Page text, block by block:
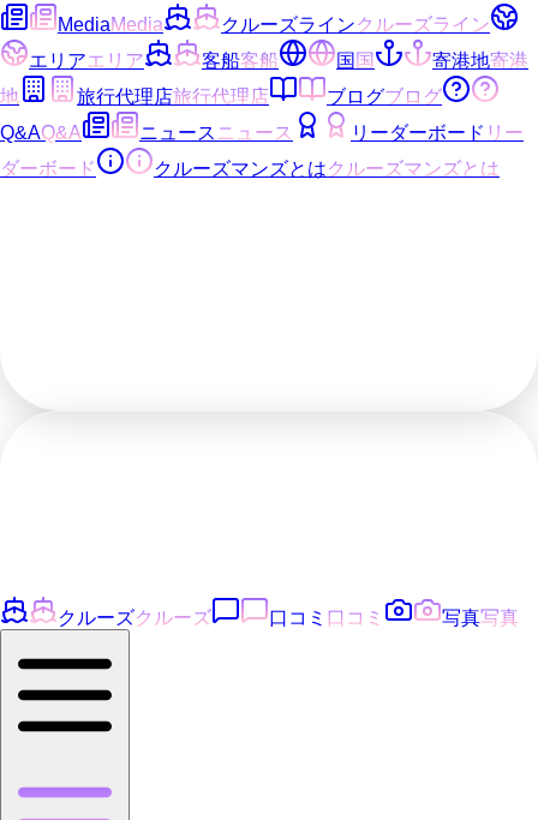
MediaMedia クルーズラインクルーズライン
エリアエリア 客船客船 国国 寄港地寄港
地
旅行代理店旅行代理店 ブログブログ
Q&AQ&A ニュース ニュース リーダーボード リー
ダーボード
クルーズマンズとはクルーズマンズとは
クルーズクルーズ 口コミ 口コミ 写真写真